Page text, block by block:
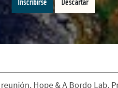
Inscribirse Descartar
Hope & A Bordo Lab.